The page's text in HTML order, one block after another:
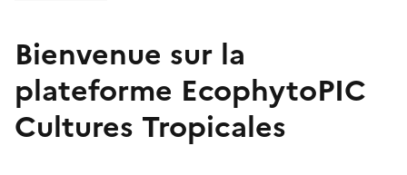
Bienvenue sur la
plateforme EcophytoPIC
Cultures Tropicales